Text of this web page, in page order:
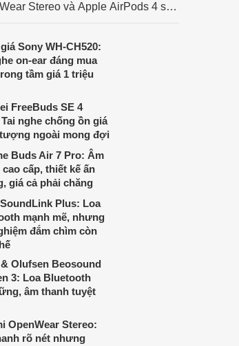
Loa kéo Nanomax SK-15A6
Giá từ 4.350.000 đ
Stereo và Apple AirPods 4 sẽ
nhân. Cả hai đều là sản phẩm
cao, nhưng hướng tới đối
khách hàng khác nhau.
Sony WH-CH520:
on-ear đáng mua
tầm giá 1 triệu
FreeBuds SE 4
nghe chống ồn giá
ngoài mong đợi
Buds Air 7 Pro: Âm
cấp, thiết kế ấn
giá cả phải chăng
Plus: Loa
mạnh mẽ, nhưng
đắm chìm còn
Olufsen Beosound
3: Loa Bluetooth
âm thanh tuyệt
OpenWear Stereo:
rõ nét nhưng